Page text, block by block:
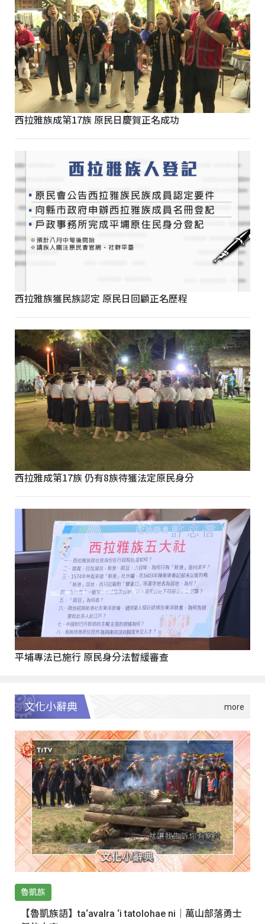
西拉雅族成第17族 原民日慶賀正名成功
西拉雅族獲民族認定 原民日回顧正名歷程
西拉雅成第17族 仍有8族待獲法定原民身分
平埔專法已施行 原民身分法暫緩審查
文化小辭典
魯凱族
【魯凱族語】ta‘avalra ‘i tatolohae ni｜萬山部落勇士